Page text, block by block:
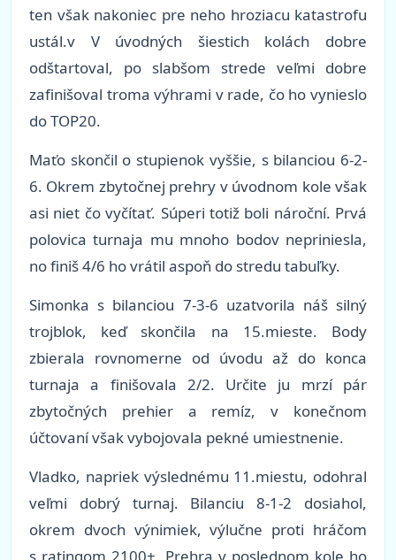
ten však nakoniec pre neho hroziacu katastrofu
ustál.v V úvodných šiestich kolách dobre
odštartoval, po slabšom strede veľmi dobre
zafinišoval troma výhrami v rade, čo ho vynieslo
do TOP20.
Maťo skončil o stupienok vyššie, s bilanciou 6-2-
6. Okrem zbytočnej prehry v úvodnom kole však
asi niet čo vyčítať. Súperi totiž boli nároční. Prvá
polovica turnaja mu mnoho bodov nepriniesla,
no finiš 4/6 ho vrátil aspoň do stredu tabuľky.
Simonka s bilanciou 7-3-6 uzatvorila náš silný
trojblok, keď skončila na 15.mieste. Body
zbierala rovnomerne od úvodu až do konca
turnaja a finišovala 2/2. Určite ju mrzí pár
zbytočných prehier a remíz, v konečnom
účtovaní však vybojovala pekné umiestnenie.
Vladko, napriek výslednému 11.miestu, odohral
veľmi dobrý turnaj. Bilanciu 8-1-2 dosiahol,
okrem dvoch výnimiek, výlučne proti hráčom